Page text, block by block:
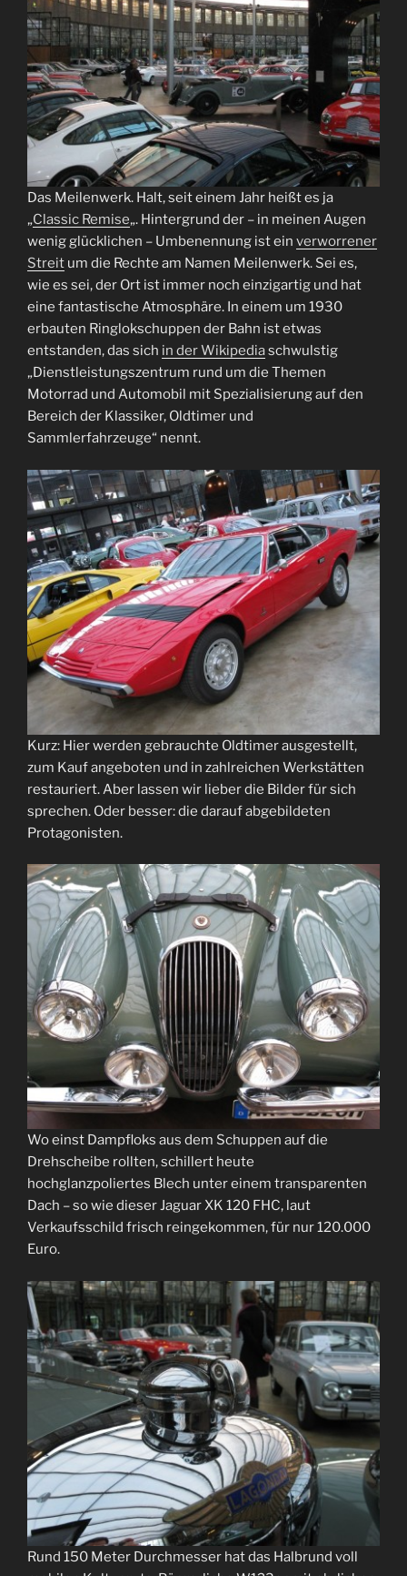
Das Meilenwerk. Halt, seit einem Jahr heißt es ja
„Classic Remise„. Hintergrund der – in meinen Augen
wenig glücklichen – Umbenennung ist ein verworrener
Streit um die Rechte am Namen Meilenwerk. Sei es,
wie es sei, der Ort ist immer noch einzigartig und hat
eine fantastische Atmosphäre. In einem um 1930
erbauten Ringlokschuppen der Bahn ist etwas
entstanden, das sich in der Wikipediaschwulstig
„Dienstleistungszentrum rund um die Themen
Motorrad und Automobil mit Spezialisierung auf den
Bereich der Klassiker, Oldtimer und
Sammlerfahrzeuge“ nennt.
Kurz: Hier werden gebrauchte Oldtimer ausgestellt,
zum Kauf angeboten und in zahlreichen Werkstätten
restauriert. Aber lassen wir lieber die Bilder für sich
sprechen. Oder besser: die darauf abgebildeten
Protagonisten.
Wo einst Dampfloks aus dem Schuppen auf die
Drehscheibe rollten, schillert heute
hochglanzpoliertes Blech unter einem transparenten
Dach – so wie dieser Jaguar XK 120 FHC, laut
Verkaufsschild frisch reingekommen, für nur 120.000
Euro.
Rund 150 Meter Durchmesser hat das Halbrund voll